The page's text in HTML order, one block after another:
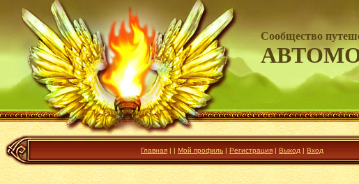
Сообщество
Главная | | Мой профиль | Регистрация | Выход | Вход